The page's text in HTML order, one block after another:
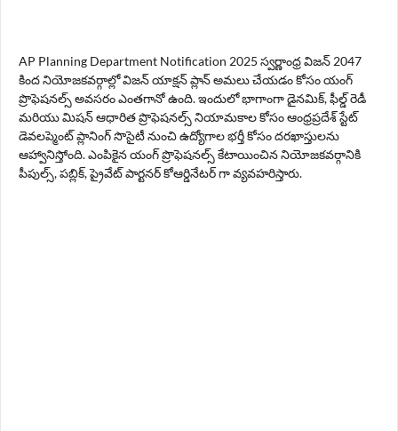
AP Planning Department Notification 2025 స్వర్ణాంధ్ర విజన్ 2047
కింద నియోజకవర్గాల్లో విజన్ యాక్షన్ ప్లాన్ అమలు చేయడం కోసం యంగ్
ప్రొఫెషనల్స్ అవసరం ఎంతగానో ఉంది. ఇందులో భాగాంగా డైనమిక్, ఫీల్డ్ రెడీ
మరియు మిషన్ ఆధారిత ప్రొఫెషనల్స్ నియామకాల కోసం ఆంధ్రప్రదేశ్ స్టేట్
డెవలప్మెంట్ ప్లానింగ్ సొసైటీ నుంచి ఉద్యోగాల భర్తీ కోసం దరఖాస్తులను
ఆహ్వానిస్తోంది. ఎంపికైన యంగ్ ప్రొఫెషనల్స్ కేటాయించిన నియోజకవర్గానికి
పీపుల్స్, పబ్లిక్, ప్రైవేట్ పార్టనర్ కోఆర్డినేటర్ గా వ్యవహరిస్తారు.